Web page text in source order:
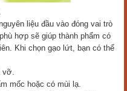
liệu đầu vào đóng vai trò
hợp sẽ giúp thành phẩm có
Khi chọn gạo lứt, bạn có thể
vỡ.
mốc hoặc có mùi lạ.